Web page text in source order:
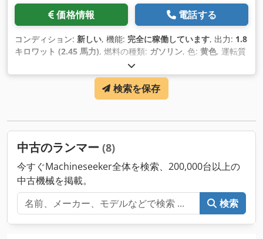
価格情報 電話する
コンディション: 新しい, 機能: 完全に稼働しています, 出力: 1.8
キロワット (2.45 馬力), 燃料の種類: ガソリン, 色: 黄色, 運転質
, 製造年:
検索を保存
中古のランマー (8)
今すぐMachineseeker全体を検索、200,000台以上の
中古機械を掲載。
検索